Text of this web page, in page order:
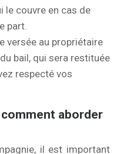
le couvre en cas de
part.
versée au propriétaire
bail, qui sera restituée
respecté vos
aborder
il est important